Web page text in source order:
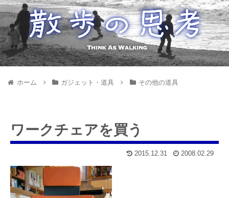
ホーム ガジェット・道具 その他の道具
ワークチェアを買う
2015.12.31 2008.02.29